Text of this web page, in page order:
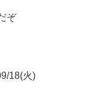
ぞ
18(火)